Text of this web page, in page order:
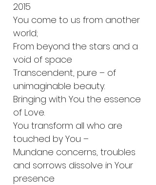
2015
You come to us from another
world;
From beyond the stars and a
void of space
Transcendent, pure – of
unimaginable beauty.
Bringing with You the essence
of Love.
You transform all who are
touched by You –
Mundane concerns, troubles
and sorrows dissolve in Your
presence